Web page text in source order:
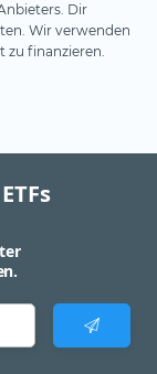
Dir
Wir verwenden
zu finanzieren.